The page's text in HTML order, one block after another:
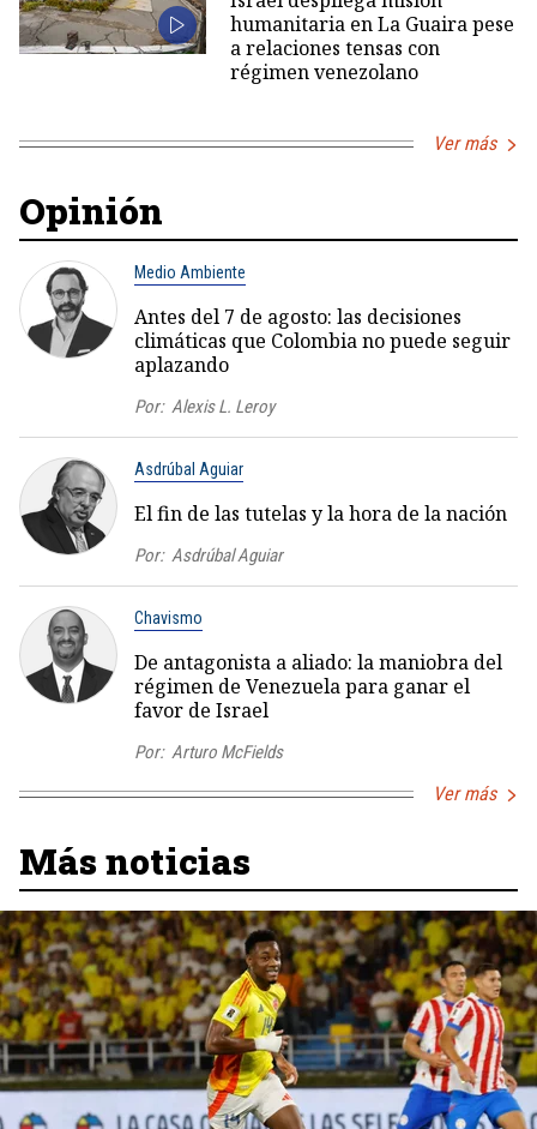
humanitaria en La Guaira pese
a relaciones tensas con
régimen venezolano
Ver más
Opinión
Medio Ambiente
Antes del 7 de agosto: las decisiones
climáticas que Colombia no puede seguir
aplazando
Por: Alexis L. Leroy
Asdrúbal Aguiar
El fin de las tutelas y la hora de la nación
Por: Asdrúbal Aguiar
Chavismo
De antagonista a aliado: la maniobra del
régimen de Venezuela para ganar el
favor de Israel
Por: Arturo McFields
Ver más
Más noticias